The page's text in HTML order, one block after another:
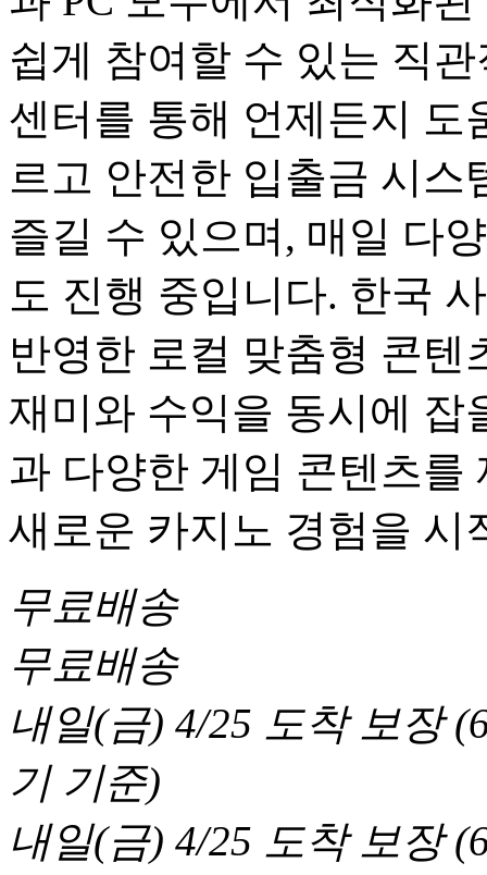
쉽게 참여할 수 있는 직
센터를 통해 언제든지 도
르고 안전한 입출금 시스
즐길 수 있으며, 매일 다
도 진행 중입니다. 한국
반영한 로컬 맞춤형 콘텐
재미와 수익을 동시에 잡
과 다양한 게임 콘텐츠를
새로운 카지노 경험을 시
무료배송
무료배송
내일(금) 4/25 도착 보장(
기 기준)
내일(금) 4/25 도착 보장(